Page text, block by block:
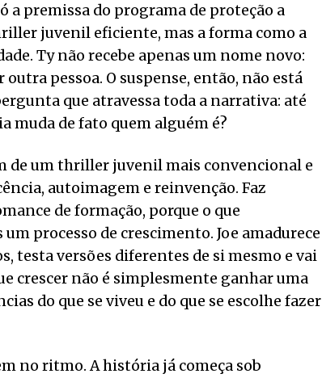
a premissa do programa de proteção a
juvenil eficiente, mas a forma como a
Ty não recebe apenas um nome novo:
pessoa. O suspense, então, não está
que atravessa toda a narrativa: até
muda de fato quem alguém é?
de um thriller juvenil mais convencional e
autoimagem e reinvenção. Faz
de formação, porque o que
processo de crescimento. Joe amadurece
testa versões diferentes de si mesmo e vai
crescer não é simplesmente ganhar uma
do que se viveu e do que se escolhe fazer
no ritmo. A história já começa sob